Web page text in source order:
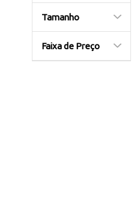
Tamanho
Faixa de Preço